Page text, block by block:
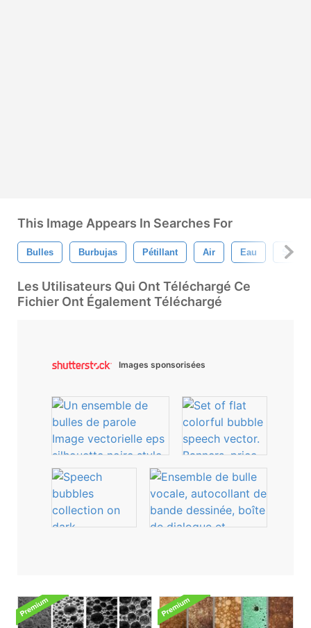
This Image Appears In Searches For
Bulles Burbujas Pétillant Air Eau
Les Utilisateurs Qui Ont Téléchargé Ce
Fichier Ont Également Téléchargé
Images sponsorisées